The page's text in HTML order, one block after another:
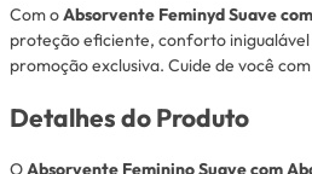
Com oAbsorvente Feminyd Suave
proteção eficiente, conforto inigualável
promoção exclusiva. Cuide de você
Detalhes do Produto
OAbsorvente Feminino Suave com